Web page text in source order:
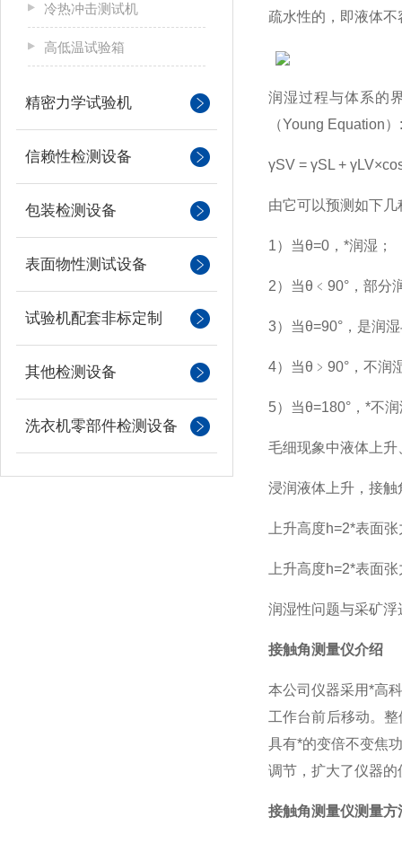
冷热冲击测试机
高低温试验箱
精密力学试验机
信赖性检测设备
包装检测设备
表面物性测试设备
试验机配套非标定制
其他检测设备
洗衣机零部件检测设备
疏水性的，即液体
润湿过程与体系的
（Young Equation）:
γSV = γSL +
由它可以预测如下
1）当θ=0，*润湿；
2）当θ﹤90°，部分
3）当θ=90°，是润
4）当θ﹥90°，不润
5）当θ=180°，*不
毛细现象中液体上
浸润液体上升，接
上升高度h=2*表面
上升高度h=2*表面
润湿性问题与采矿
接触角测量仪介绍
本公司仪器采用*高
工作台前后移动。
具有*的变倍不变焦
调节，扩大了仪器
接触角测量仪测量方